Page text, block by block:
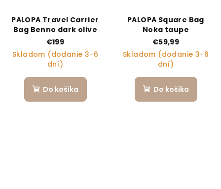
PALOPA Travel Carrier
Bag Benno dark olive
€199
Skladom (dodanie 3-6
dní)
Do košíka
PALOPA Square Bag
Noka taupe
€59,99
Skladom (dodanie 3-6
dní)
Do košíka